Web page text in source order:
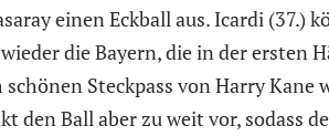
einen Eckball aus. Icardi (37.)
die Bayern, die in der ersten
schönen Steckpass von Harry Kane
den Ball aber zu weit vor, sodass